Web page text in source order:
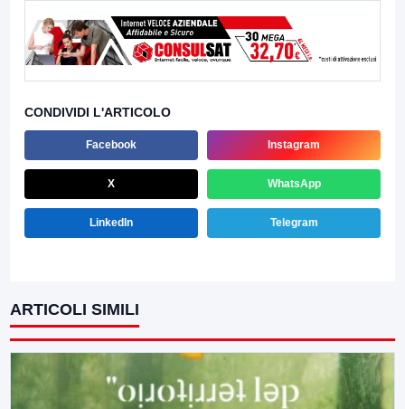
CONDIVIDI L'ARTICOLO
Facebook Instagram
X WhatsApp
LinkedIn Telegram
ARTICOLI SIMILI